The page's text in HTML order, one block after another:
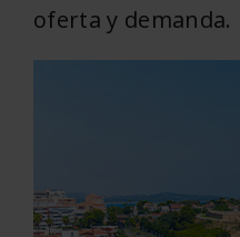
oferta y demanda.